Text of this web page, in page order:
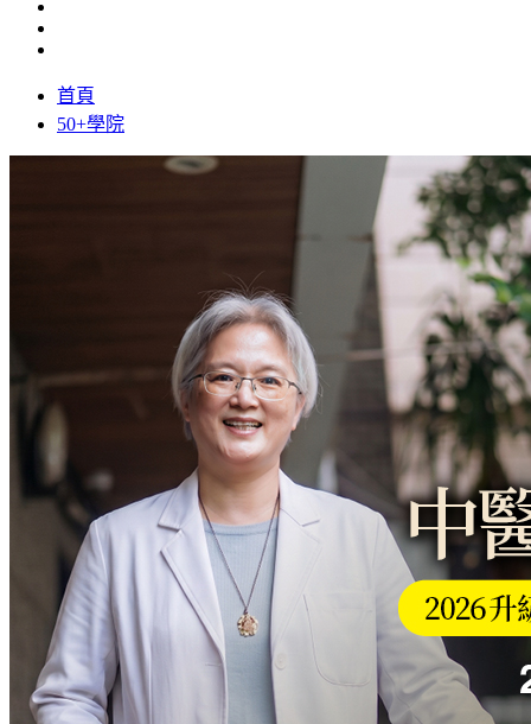
首頁
50+學院